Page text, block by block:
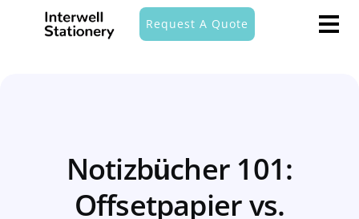
Request A Quote
Notizbücher 101:
Offsetpapier vs.